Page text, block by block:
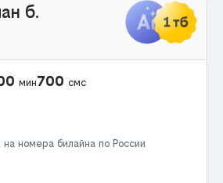
б.
мин700 смс
номера билайна по России